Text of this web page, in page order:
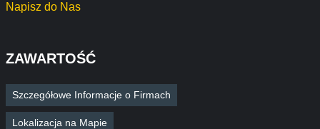
Napisz do Nas
ZAWARTOŚĆ
Szczegółowe Informacje o Firmach
Lokalizacja na Mapie